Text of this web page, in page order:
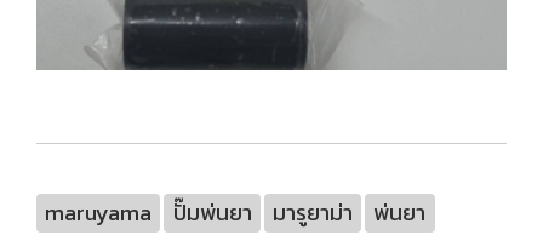
maruyama ปั๊มพ่นยา มารูยาม่า
พ่นยา